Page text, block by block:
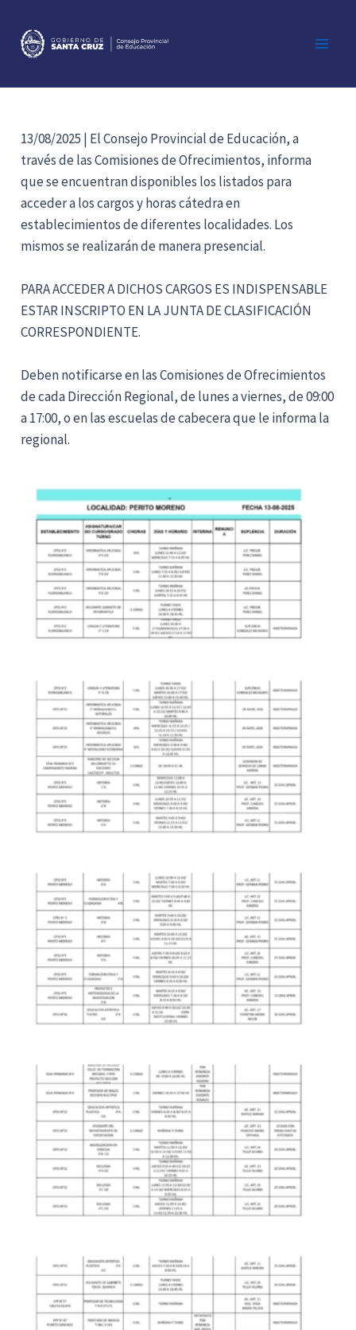
contenido
13/08/2025 | El Consejo Provincial de Educación, a
través de las Comisiones de Ofrecimientos, informa
que se encuentran disponibles los listados para
acceder a los cargos y horas cátedra en
establecimientos de diferentes localidades. Los
mismos se realizarán de manera presencial.
PARA ACCEDER A DICHOS CARGOS ES INDISPENSABLE
ESTAR INSCRIPTO EN LA JUNTA DE CLASIFICACIÓN
CORRESPONDIENTE.
Deben notificarse en las Comisiones de Ofrecimientos
de cada Dirección Regional, de lunes a viernes, de 09:00
a 17:00, o en las escuelas de cabecera que le informa la
regional.